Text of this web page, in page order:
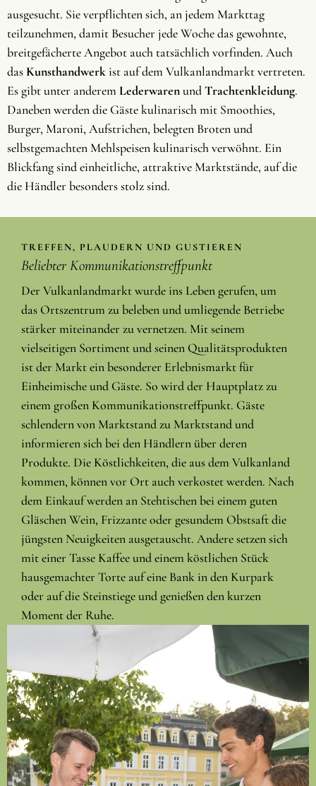
ausgesucht. Sie verpflichten sich, an jedem Markttag
teilzunehmen, damit Besucher jede Woche das gewohnte,
breitgefächerte Angebot auch tatsächlich vorfinden. Auch
dasKunsthandwerkist auf dem Vulkanlandmarkt vertreten.
Es gibt unter anderemLederwarenundTrachtenkleidung.
Daneben werden die Gäste kulinarisch mit Smoothies,
Burger, Maroni, Aufstrichen, belegten Broten und
selbstgemachten Mehlspeisen kulinarisch verwöhnt. Ein
Blickfang sind einheitliche, attraktive Marktstände, auf die
die Händler besonders stolz sind.
TREFFEN, PLAUDERN UND GUSTIEREN
Beliebter Kommunikationstreffpunkt
Der Vulkanlandmarkt wurde ins Leben gerufen, um
das Ortszentrum zu beleben und umliegende Betriebe
stärker miteinander zu vernetzen. Mit seinem
vielseitigen Sortiment und seinen Qualitätsprodukten
ist der Markt ein besonderer Erlebnismarkt für
Einheimische und Gäste. So wird der Hauptplatz zu
einem großen Kommunikationstreffpunkt. Gäste
schlendern von Marktstand zu Marktstand und
informieren sich bei den Händlern über deren
Produkte. Die Köstlichkeiten, die aus dem Vulkanland
kommen, können vor Ort auch verkostet werden. Nach
dem Einkauf werden an Stehtischen bei einem guten
Gläschen Wein, Frizzante oder gesundem Obstsaft die
jüngsten Neuigkeiten ausgetauscht. Andere setzen sich
mit einer Tasse Kaffee und einem köstlichen Stück
hausgemachter Torte auf eine Bank in den Kurpark
oder auf die Steinstiege und genießen den kurzen
Moment der Ruhe.